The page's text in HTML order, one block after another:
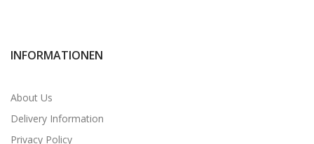
INFORMATIONEN
About Us
Delivery Information
Privacy Policy